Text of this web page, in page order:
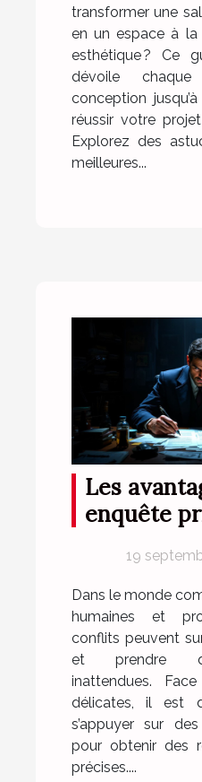
transformer une
en un espace à
esthétique ? Ce
dévoile
conception
réussir votre
Explorez des
meilleures...
Les
enquête
19
Dans le monde
humaines et
conflits peuvent
et prendre
inattendues.
délicates, il est
s’appuyer sur
pour obtenir des
précises....